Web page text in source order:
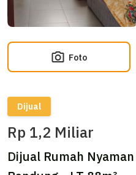
Foto
Dijual
Rp 1,2 Miliar
Dijual Rumah